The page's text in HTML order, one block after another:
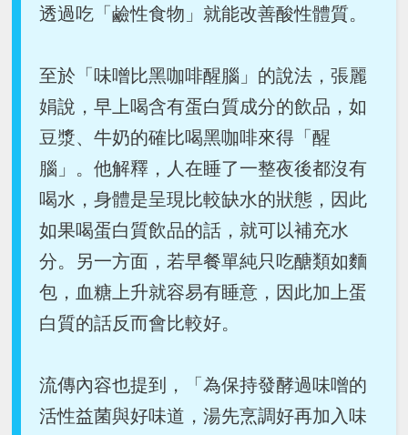
透過吃「鹼性食物」就能改善酸性體質。
至於「味噌比黑咖啡醒腦」的說法，張麗
娟說，早上喝含有蛋白質成分的飲品，如
豆漿、牛奶的確比喝黑咖啡來得「醒
腦」。他解釋，人在睡了一整夜後都沒有
喝水，身體是呈現比較缺水的狀態，因此
如果喝蛋白質飲品的話，就可以補充水
分。另一方面，若早餐單純只吃醣類如麵
包，血糖上升就容易有睡意，因此加上蛋
白質的話反而會比較好。
流傳內容也提到，「為保持發酵過味噌的
活性益菌與好味道，湯先烹調好再加入味